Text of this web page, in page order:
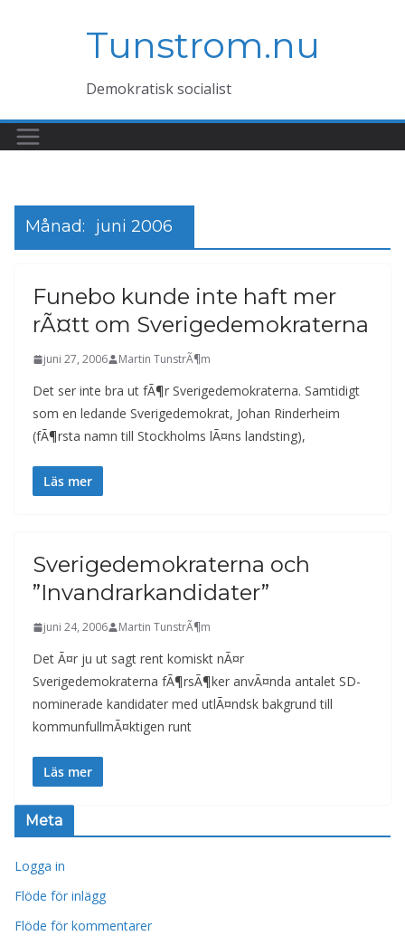
Tunstrom.nu
Demokratisk socialist
Månad: juni 2006
Funebo kunde inte haft mer
rÃ¤tt om Sverigedemokraterna
juni 27, 2006 Martin TunstrÃ¶m
Det ser inte bra ut fÃ¶r Sverigedemokraterna. Samtidigt
som en ledande Sverigedemokrat, Johan Rinderheim
(fÃ¶rsta namn till Stockholms lÃ¤ns landsting),
Läs mer
Sverigedemokraterna och
”Invandrarkandidater”
juni 24, 2006 Martin TunstrÃ¶m
Det Ã¤r ju ut sagt rent komiskt nÃ¤r
Sverigedemokraterna fÃ¶rsÃ¶ker anvÃ¤nda antalet SD-
nominerade kandidater med utlÃ¤ndsk bakgrund till
kommunfullmÃ¤ktigen runt
Läs mer
Meta
Logga in
Flöde för inlägg
Flöde för kommentarer